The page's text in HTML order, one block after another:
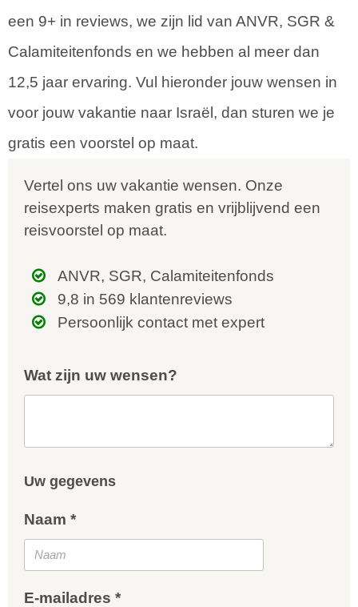
een 9+ in reviews, we zijn lid van ANVR, SGR &
Calamiteitenfonds en we hebben al meer dan
12,5 jaar ervaring. Vul hieronder jouw wensen in
voor jouw vakantie naar Israël, dan sturen we je
gratis een voorstel op maat.
Vertel ons uw vakantie wensen. Onze
reisexperts maken gratis en vrijblijvend een
reisvoorstel op maat.
ANVR, SGR, Calamiteitenfonds
9,8 in 569 klantenreviews
Persoonlijk contact met expert
Wat zijn uw wensen?
Uw gegevens
Naam *
E-mailadres *